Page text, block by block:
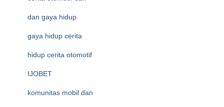
dan gaya hidup
gaya hidup cerita
hidup cerita otomotif
IJOBET
komunitas mobil dan